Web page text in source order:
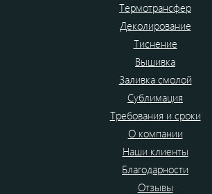
Термотрансфер
Деколирование
Тиснение
Вышивка
Заливка смолой
Сублимация
Требования и сроки
О компании
Наши клиенты
Благодарности
Отзывы